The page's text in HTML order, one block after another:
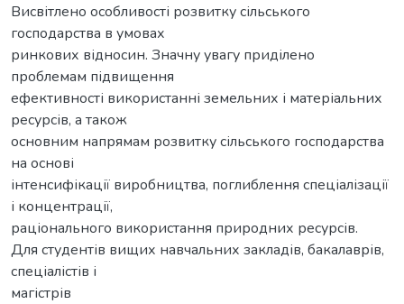
Висвітлено особливості розвитку сільського
господарства в умовах
ринкових відносин. Значну увагу приділено
проблемам підвищення
ефективності використанні земельних і матеріальних
ресурсів, а також
основним напрямам розвитку сільського господарства
на основі
інтенсифікації виробництва, поглиблення спеціалізації
і концентрації,
раціонального використання природних ресурсів.
Для студентів вищих навчальних закладів, бакалаврів,
спеціалістів і
магістрів